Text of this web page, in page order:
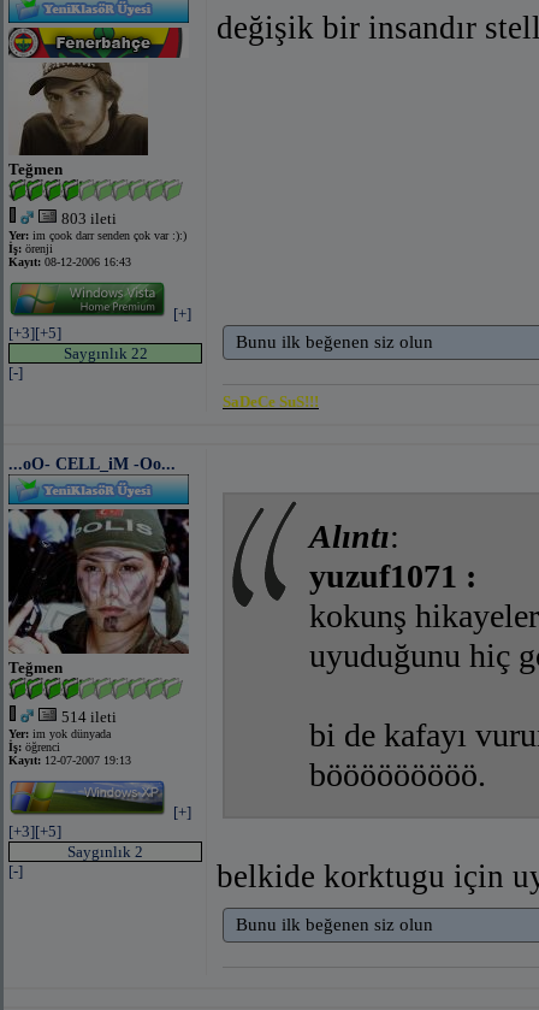
Teğmen
803 ileti
Yer: im çook darr senden çok var :):)
İş: örenji
Kayıt: 08-12-2006 16:43
[+]
[+3][+5]
Saygınlık 22
[-]
değişik bir insandır
Bunu ilk beğenen siz olun
SaDeCe SuS!!!
...oO- CELL_iM -Oo...
Teğmen
514 ileti
Yer: im yok dünyada
İş: öğrenci
Kayıt: 12-07-2007 19:13
[+]
[+3][+5]
Saygınlık 2
[-]
Alıntı:
yuzuf1071 :
kokunş
uyuduğunu hiç
bi de kafayı
bööööööööö.
belkide korktugu için
Bunu ilk beğenen siz olun